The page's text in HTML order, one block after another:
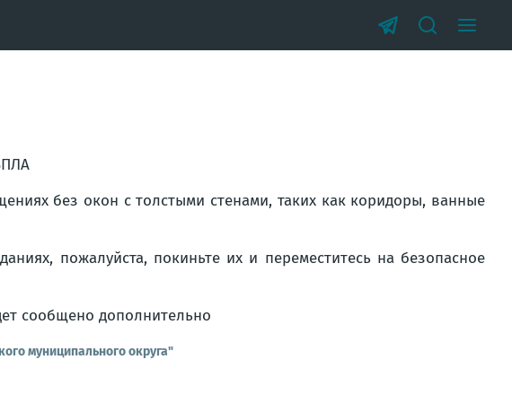
без окон с толстыми стенами, таких как коридоры, ванные
пожалуйста, покиньте их и переместитесь на безопасное
сообщено дополнительно
муниципального округа"